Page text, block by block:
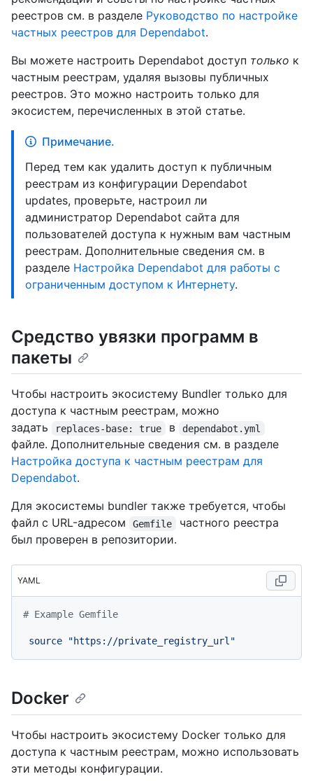
реестров см. в разделе Руководство по настройке
частных реестров для Dependabot.
Вы можете настроить Dependabot доступ только к
частным реестрам, удаляя вызовы публичных
реестров. Это можно настроить только для
экосистем, перечисленных в этой статье.
Примечание.
Перед тем как удалить доступ к публичным
реестрам из конфигурации Dependabot
updates, проверьте, настроил ли
администратор Dependabot сайта для
пользователей доступа к нужным вам частным
реестрам. Дополнительные сведения см. в
разделе Настройка Dependabot для работы с
ограниченным доступом к Интернету.
Средство увязки программ в
пакеты
Чтобы настроить экосистему Bundler только для
доступа к частным реестрам, можно
задать
replaces-base: true в dependabot.yml
файле. Дополнительные сведения см. в разделе
Настройка доступа к частным реестрам для
Dependabot.
Для экосистемы bundler также требуется, чтобы
файл с URL-адресом
Gemfile
частного реестра
был проверен в репозитории.
YAML
# Example Gemfile
source "https://private_registry_url"
Docker
Чтобы настроить экосистему Docker только для
доступа к частным реестрам, можно использовать
эти методы конфигурации.